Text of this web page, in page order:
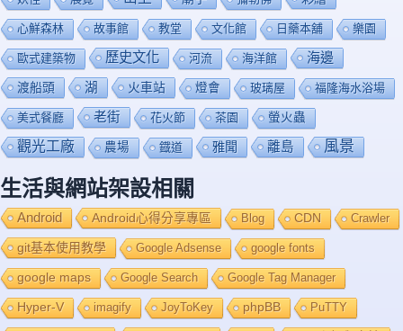
心鮮森林 故事館 教堂 文化館 日藥本舖 樂園
歐式建築物 歷史文化 河流 海洋館 海邊
渡船頭 湖 火車站 燈會 玻璃屋 福隆海水浴場
美式餐廳 老街 花火節 茶園 螢火蟲
觀光工廠 農場 鐡道 雅聞 離島 風景
生活與網站架設相關
Android Android心得分享專區 Blog CDN Crawler
git基本使用教學 Google Adsense google fonts
google maps Google Search Google Tag Manager
Hyper-V imagify JoyToKey phpBB PuTTY